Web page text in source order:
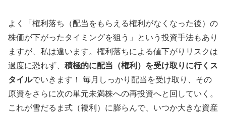
よく「権利落ち（配当をもらえる権利がなくなった後）の
株価が下がったタイミングを狙う」という投資手法もあり
ますが、私は違います。権利落ちによる値下がりリスクは
過度に恐れず、 積極的に配当（権利）を受け取りに行くス
タイルでいきます！ 毎月しっかり配当を受け取り、その
原資をさらに次の単元未満株への再投資へと回していく。
これが雪だるま式（複利）に膨らんで、いつか大きな資産